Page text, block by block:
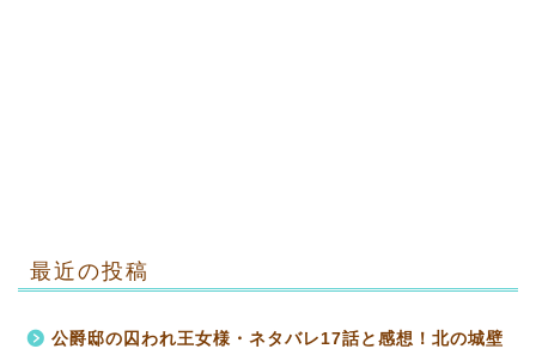
最近の投稿
公爵邸の囚われ王女様・ネタバレ17話と感想！北の城壁